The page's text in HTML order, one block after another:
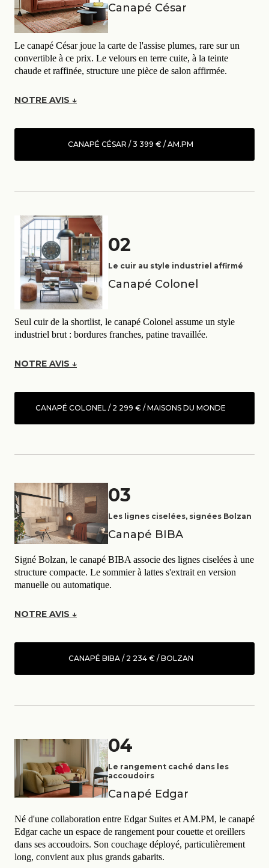
Canapé César
Le canapé César joue la carte de l'assise plumes, rare sur un
convertible à ce prix. Le velours en terre cuite, à la teinte
chaude et raffinée, structure une pièce de salon affirmée.
NOTRE AVIS ↓
CANAPÉ CÉSAR / 3 399 € / AM.PM
02
Le cuir au style industriel affirmé
Canapé Colonel
Seul cuir de la shortlist, le canapé Colonel assume un style
industriel brut : bordures franches, patine travaillée.
NOTRE AVIS ↓
CANAPÉ COLONEL / 2 299 € / MAISONS DU MONDE
03
Les lignes ciselées, signées Bolzan
Canapé BIBA
Signé Bolzan, le canapé BIBA associe des lignes ciselées à une
structure compacte. Le sommier à lattes s'extrait en version
manuelle ou automatique.
NOTRE AVIS ↓
CANAPÉ BIBA / 2 234 € / BOLZAN
04
Le rangement caché dans les
accoudoirs
Canapé Edgar
Né d'une collaboration entre Edgar Suites et AM.PM, le canapé
Edgar cache un espace de rangement pour couette et oreillers
dans ses accoudoirs. Son couchage déployé, particulièrement
long, convient aux plus grands gabarits.